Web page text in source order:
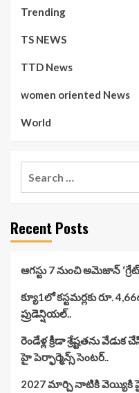
Trending
TS NEWS
TTD News
women oriented News
World
Recent Posts
ఆగస్టు 7 నుంచి అమెజాన్ ‘గ్రేట్
క్యూ1లో కస్టమర్లకు రూ.
ప్రుడెన్షియల్..
రెండేళ్ల క్రీడా శ్రేష్టతను
హై పెర్ఫార్మెన్స్ సెంటర్..
2027 మార్చి నాటికి వెయ్యికి